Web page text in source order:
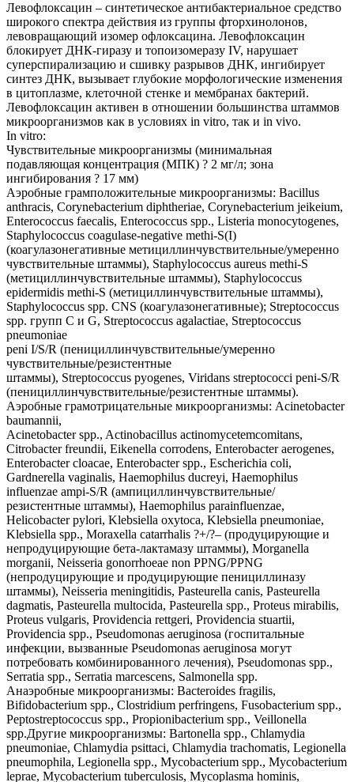
Левофлоксацин – синтетическое антибактериальное средство
широкого спектра действия из группы фторхинолонов,
левовращающий изомер офлоксацина. Левофлоксацин
блокирует ДНК-гиразу и топоизомеразу IV, нарушает
суперспирализацию и сшивку разрывов ДНК, ингибирует
синтез ДНК, вызывает глубокие морфологические изменения
в цитоплазме, клеточной стенке и мембранах бактерий.
Левофлоксацин активен в отношении большинства штаммов
микроорганизмов как в условиях in vitro, так и in vivo.
In vitro:
Чувствительные микроорганизмы (минимальная
подавляющая концентрация (МПК) ? 2 мг/л; зона
ингибирования ? 17 мм)
Аэробные грамположительные микроорганизмы: Bacillus
anthracis, Corynebacterium diphtheriae, Corynebacterium jeikeium,
Enterococcus faecalis, Enterococcus spp., Listeria monocytogenes,
Staphylococcus coagulase-negative methi-S(I)
(коагулазонегативные метициллинчувствительные/умеренно
чувствительные штаммы), Staphylococcus aureus methi-S
(метициллинчувствительные штаммы), Staphylococcus
epidermidis methi-S (метициллинчувствительные штаммы),
Staphylococcus spp. CNS (коагулазонегативные); Streptococcus
spp. групп С и G, Streptococcus agalactiae, Streptococcus
pneumoniae
peni I/S/R (пенициллинчувствительные/умеренно
чувствительные/резистентные
штаммы), Streptococcus pyogenes, Viridans streptococci peni-S/R
(пенициллинчувствительные/резистентные штаммы).
Аэробные грамотрицательные микроорганизмы: Acinetobacter
baumannii,
Acinetobacter spp., Actinobacillus actinomycetemcomitans,
Citrobacter freundii, Eikenella corrodens, Enterobacter aerogenes,
Enterobacter cloacae, Enterobacter spp., Escherichia coli,
Gardnerella vaginalis, Haemophilus ducreyi, Haemophilus
influenzae ampi-S/R (ампициллинчувствительные/
резистентные штаммы), Haemophilus parainfluenzae,
Helicobacter pylori, Klebsiella oxytoca, Klebsiella pneumoniae,
Klebsiella spp., Moraxella catarrhalis ?+/?– (продуцирующие и
непродуцирующие бета-лактамазу штаммы), Morganella
morganii, Neisseria gonorrhoeae non PPNG/PPNG
(непродуцирующие и продуцирующие пенициллиназу
штаммы), Neisseria meningitidis, Pasteurella cаnis, Pasteurella
dagmatis, Pasteurella multocida, Pasteurella spp., Proteus mirabilis,
Proteus vulgaris, Providencia rettgeri, Providencia stuartii,
Providencia spp., Pseudomonas aeruginosa (госпитальные
инфекции, вызванные Pseudomonas aeruginosa могут
потребовать комбинированного лечения), Pseudomonas spp.,
Serratia spp., Serratia marcescens, Salmonella spp.
Анаэробные микроорганизмы: Bacteroides fragilis,
Bifidobacterium spp., Clostridium perfringens, Fusobacterium spp.,
Peptostreptococcus spp., Propionibacterium spp., Veillonella
spp.Другие микроорганизмы: Bartonella spp., Chlamydia
pneumoniae, Chlamydia psittaci, Chlamydia trachomatis, Legionella
pneumophila, Legionella spp., Mycobacterium spp., Mycobacterium
leprae, Mycobacterium tuberculosis, Mycoplasma hominis,